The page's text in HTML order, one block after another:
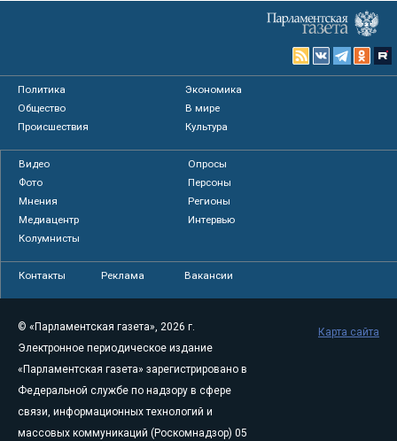
Политика
Экономика
Общество
В мире
Происшествия
Культура
Видео
Опросы
Фото
Персоны
Мнения
Регионы
Медиацентр
Интервью
Колумнисты
Контакты Реклама Вакансии
© «Парламентская газета», 2026 г.
Электронное периодическое издание
«Парламентская газета» зарегистрировано в
Федеральной службе по надзору в сфере
связи, информационных технологий и
массовых коммуникаций (Роскомнадзор) 05
Карта сайта